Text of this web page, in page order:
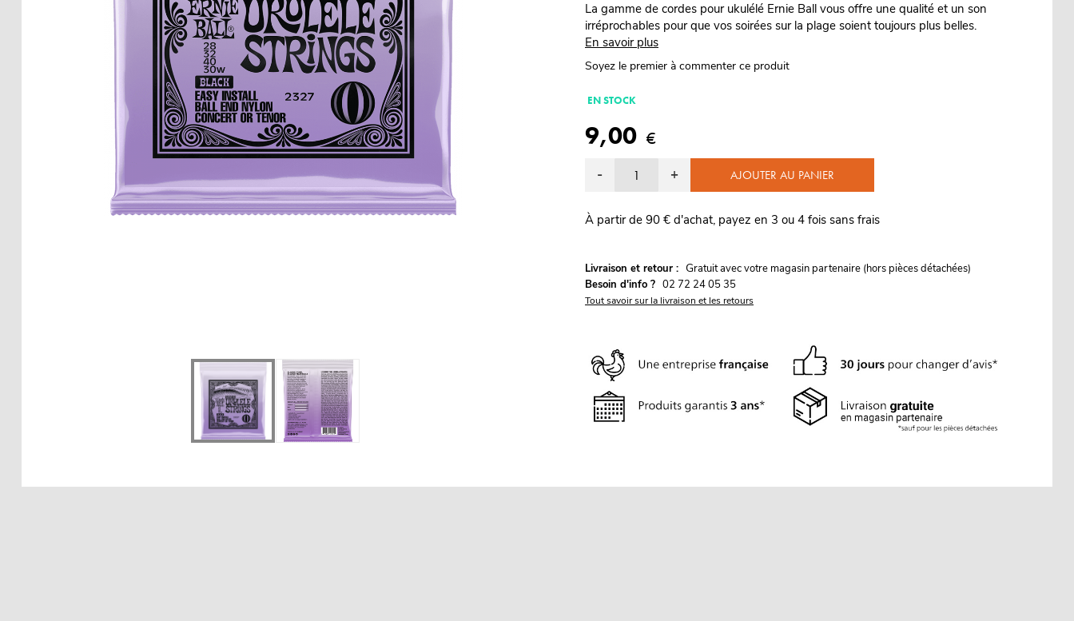
La gamme de cordes pour ukulélé Ernie Ball vous offre une qualité et un son
irréprochables pour que vos soirées sur la plage soient toujours plus belles.
En savoir plus
Soyez le premier à commenter ce produit
EN STOCK
9,00 €
- + AJOUTER AU PANIER
À partir de 90 € d'achat, payez en 3 ou 4 fois sans frais
Livraison et retour : Gratuit avec votre magasin partenaire (hors pièces détachées)
Besoin d'info ? 02 72 24 05 35
Tout savoir sur la livraison et les retours